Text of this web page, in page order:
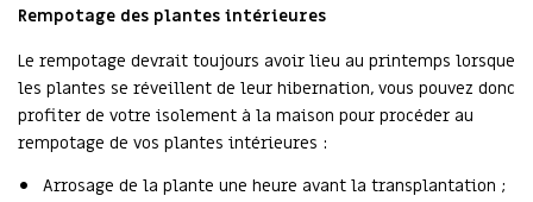
Rempotage des plantes intérieures
Le rempotage devrait toujours avoir lieu au printemps lorsque
les plantes se réveillent de leur hibernation, vous pouvez donc
profiter de votre isolement à la maison pour procéder au
rempotage de vos plantes intérieures :
Arrosage de la plante une heure avant la transplantation ;